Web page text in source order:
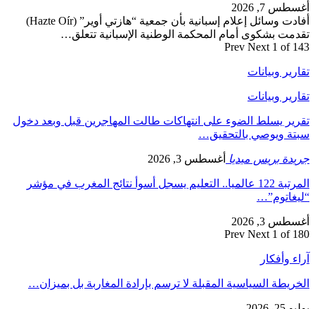
أغسطس 7, 2026
أفادت وسائل إعلام إسبانية بأن جمعية “هازتي أوير” (Hazte Oír)
تقدمت بشكوى أمام المحكمة الوطنية الإسبانية تتعلق…
Prev Next 1 of 143
تقارير وبيانات
تقارير وبيانات
تقرير يسلط الضوء على انتهاكات طالت المهاجرين قبل وبعد دخول
سبتة ويوصي بالتحقيق…
جريدة بريس ميديا أغسطس 3, 2026
المرتبة 122 عالميا.. التعليم يسجل أسوأ نتائج المغرب في مؤشر
“ليغاتوم”…
أغسطس 3, 2026
Prev Next 1 of 180
آراء وأفكار
الخريطة السياسية المقبلة لا ترسم بإرادة المغاربة بل بميزان…